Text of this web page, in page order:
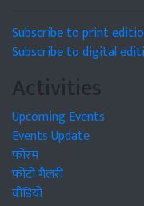
Subscribe to print
Subscribe to digital
Activities
Upcoming Events
Events Update
फोरम
फोटो गैलरी
वीडियो